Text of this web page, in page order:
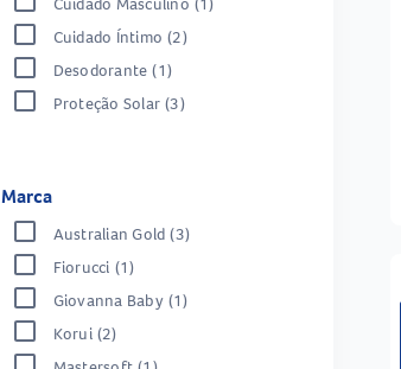
Cuidado Íntimo (2)
Desodorante (1)
Proteção Solar (3)
Marca
Australian Gold (3)
Fiorucci (1)
Giovanna Baby (1)
Korui (2)